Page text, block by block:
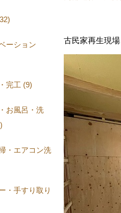
古民家再生現
ーション
完工 (9)
お風呂・洗
・エアコン洗
・手すり取り